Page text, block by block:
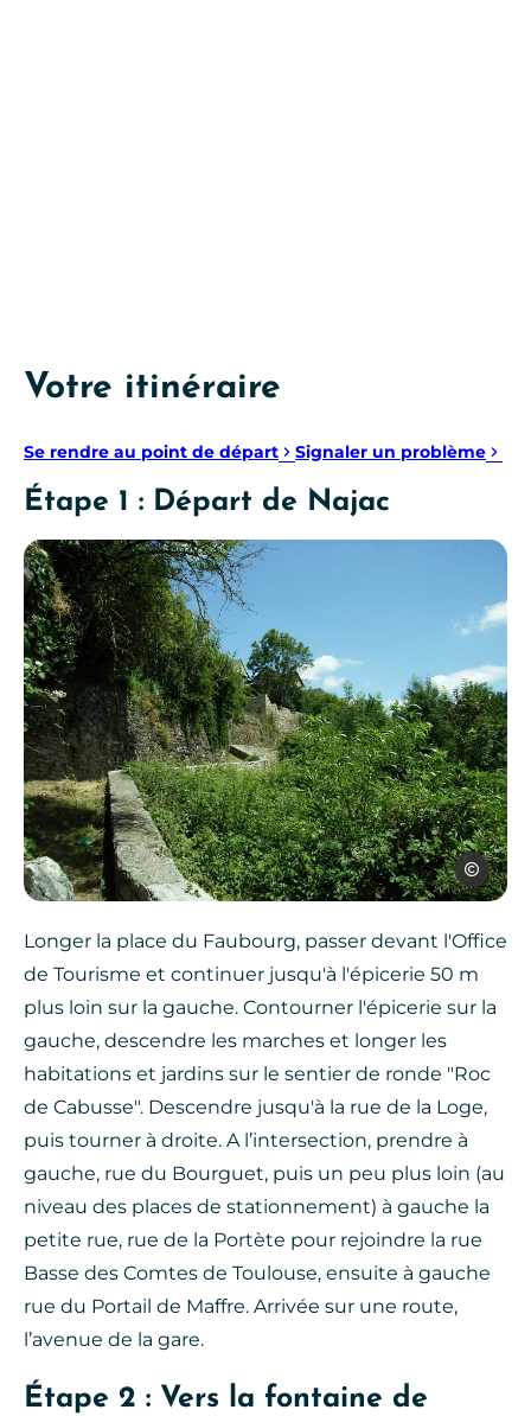
Votre itinéraire
Se rendre au point de départ Signaler un problème
Étape 1 : Départ de Najac
Rens
Longer la place du Faubourg, passer devant l'Office
de Tourisme et continuer jusqu'à l'épicerie 50 m
plus loin sur la gauche. Contourner l'épicerie sur la
gauche, descendre les marches et longer les
habitations et jardins sur le sentier de ronde "Roc
de Cabusse". Descendre jusqu'à la rue de la Loge,
puis tourner à droite. A l’intersection, prendre à
gauche, rue du Bourguet, puis un peu plus loin (au
niveau des places de stationnement) à gauche la
petite rue, rue de la Portète pour rejoindre la rue
Basse des Comtes de Toulouse, ensuite à gauche
rue du Portail de Maffre. Arrivée sur une route,
l’avenue de la gare.
Étape 2 : Vers la fontaine de